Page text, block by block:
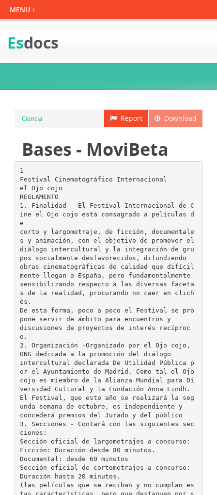
Esdocs
Download
Report
Ciencia
Bases - MoviBeta
1
Festival Cinematográfico Internacional
el Ojo cojo
REGLAMENTO
1. Finalidad - El Festival Internacional de C
ine el Ojo cojo está consagrado a películas d
e
corto y largometraje, de ficción, documentale
s y animación, con el objetivo de promover el
diálogo intercultural y la integración de gru
pos socialmente desfavorecidos, difundiendo
obras cinematográficas de calidad que difícil
mente llegan a España, pero fundamentalmente
sensibilizando respecto a las diversas faceta
s de la realidad, procurando no caer en clich
és.
De esta forma, poco a poco el Festival se pro
pone servir de ámbito para encuentros y
discusiones de proyectos de interés recíproc
o.
2. Organización -Organizado por el Ojo cojo,
ONG dedicada a la promoción del diálogo
intercultural declarada De Utilidad Pública p
or el Ayuntamiento de Madrid. Como tal el Ojo
cojo es miembro de la Alianza Mundial para Di
versidad Cultural y la Fundación Anna Lindh.
El Festival, que este año se realizará la seg
unda semana de octubre, es independiente y
concederá premios del Jurado y del público
3. Secciones - Contará con las siguientes sec
ciones:
Sección oficial de largometrajes a concurso:
Ficción: Duración desde 80 minutos.
Documental: desde 60 minutos
Sección oficial de cortometrajes a concurso:
Duración hasta 20 minutos.
(las películas que se reciban y no cumplan es
tas características, pero que destaquen por s